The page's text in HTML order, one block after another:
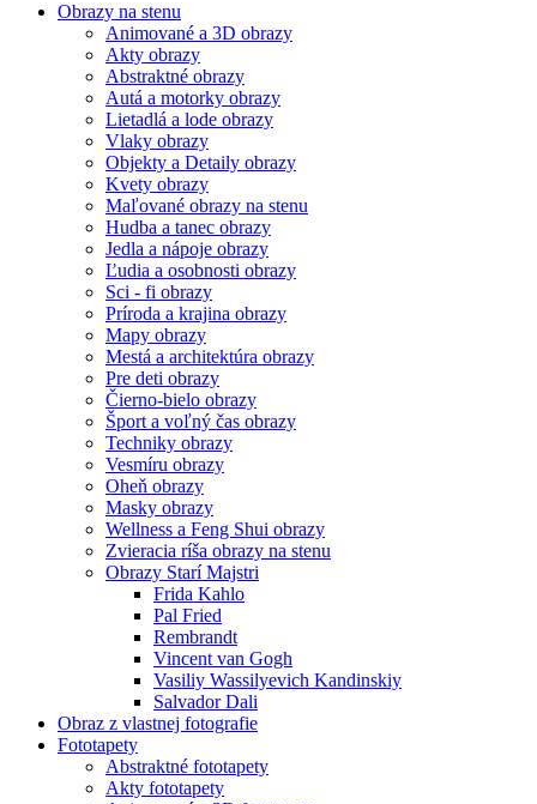
Obrazy na stenu
Animované a 3D obrazy
Akty obrazy
Abstraktné obrazy
Autá a motorky obrazy
Lietadlá a lode obrazy
Vlaky obrazy
Objekty a Detaily obrazy
Kvety obrazy
Maľované obrazy na stenu
Hudba a tanec obrazy
Jedla a nápoje obrazy
Ľudia a osobnosti obrazy
Sci - fi obrazy
Príroda a krajina obrazy
Mapy obrazy
Mestá a architektúra obrazy
Pre deti obrazy
Čierno-bielo obrazy
Šport a voľný čas obrazy
Techniky obrazy
Vesmíru obrazy
Oheň obrazy
Masky obrazy
Wellness a Feng Shui obrazy
Zvieracia ríša obrazy na stenu
Obrazy Starí Majstri
Frida Kahlo
Pal Fried
Rembrandt
Vincent van Gogh
Vasiliy Wassilyevich Kandinskiy
Salvador Dali
Obraz z vlastnej fotografie
Fototapety
Abstraktné fototapety
Akty fototapety